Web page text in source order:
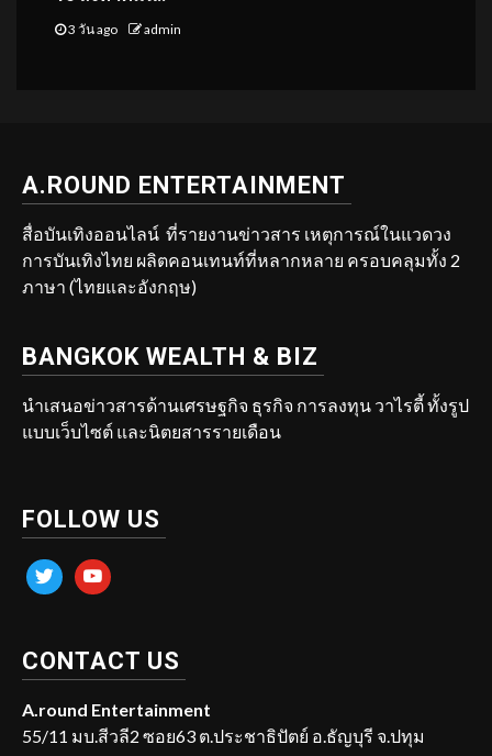
3 วัน ago admin
A.ROUND ENTERTAINMENT
สื่อบันเทิงออนไลน์ ที่รายงานข่าวสาร เหตุการณ์ในแวดวง
การบันเทิงไทย ผลิตคอนเทนท์ที่หลากหลาย ครอบคลุมทั้ง 2
ภาษา (ไทยและอังกฤษ)
BANGKOK WEALTH & BIZ
นำเสนอข่าวสารด้านเศรษฐกิจ ธุรกิจ การลงทุน วาไรตี้ ทั้งรูป
แบบเว็บไซต์ และนิตยสารรายเดือน
FOLLOW US
twitter youtube
CONTACT US
A.round Entertainment
55/11 มบ.สีวลี2 ซอย63 ต.ประชาธิปัตย์ อ.ธัญบุรี จ.ปทุม